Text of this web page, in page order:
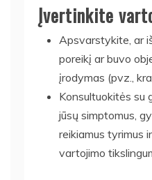
Įvertinkite
Apsvarstykite, ar
poreikį ar buvo
įrodymas (pvz.,
Konsultuokitės su
jūsų simptomus,
reikiamus tyrimus
vartojimo